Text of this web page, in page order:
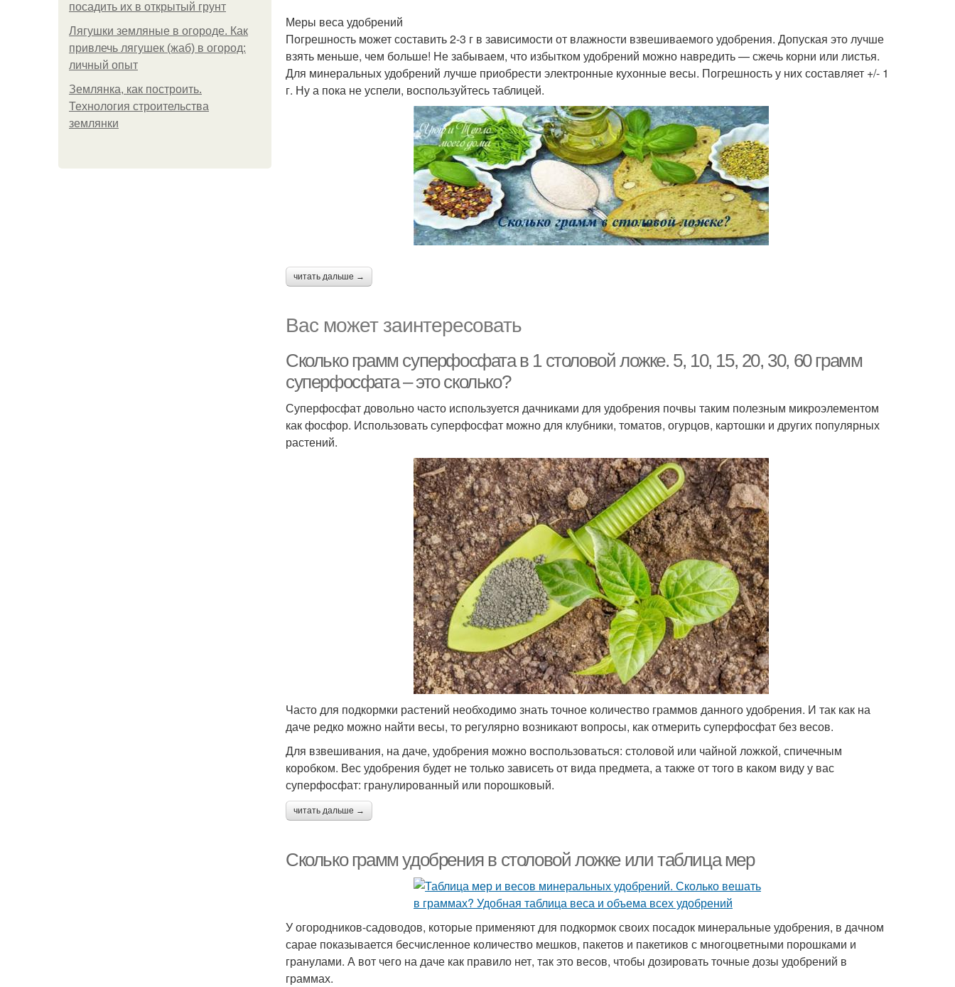
посадить их в открытый грунт
Лягушки земляные в огороде. Как
привлечь лягушек (жаб) в огород:
личный опыт
Землянка, как построить.
Технология строительства
землянки
Меры веса удобрений
Погрешность может составить 2-3 г в зависимости от влажности взвешиваемого удобрения. Допуская это лучше
взять меньше, чем больше! Не забываем, что избытком удобрений можно навредить — сжечь корни или листья.
Для минеральных удобрений лучше приобрести электронные кухонные весы. Погрешность у них составляет +/- 1
г. Ну а пока не успели, воспользуйтесь таблицей.
читать дальше →
Вас может заинтересовать
Сколько грамм суперфосфата в 1 столовой ложке. 5, 10, 15, 20, 30, 60 грамм
суперфосфата – это сколько?
Суперфосфат довольно часто используется дачниками для удобрения почвы таким полезным микроэлементом
как фосфор. Использовать суперфосфат можно для клубники, томатов, огурцов, картошки и других популярных
растений.
Часто для подкормки растений необходимо знать точное количество граммов данного удобрения. И так как на
даче редко можно найти весы, то регулярно возникают вопросы, как отмерить суперфосфат без весов.
Для взвешивания, на даче, удобрения можно воспользоваться: столовой или чайной ложкой, спичечным
коробком. Вес удобрения будет не только зависеть от вида предмета, а также от того в каком виду у вас
суперфосфат: гранулированный или порошковый.
читать дальше →
Сколько грамм удобрения в столовой ложке или таблица мер
У огородников-садоводов, которые применяют для подкормок своих посадок минеральные удобрения, в дачном
сарае показывается бесчисленное количество мешков, пакетов и пакетиков с многоцветными порошками и
гранулами. А вот чего на даче как правило нет, так это весов, чтобы дозировать точные дозы удобрений в
граммах.